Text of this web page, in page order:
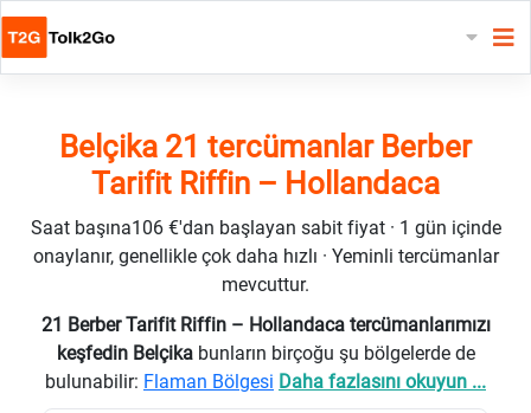
Belçika 21 tercümanlar Berber
Tarifit Riffin – Hollandaca
Saat başına106 €'dan başlayan sabit fiyat · 1 gün içinde
onaylanır, genellikle çok daha hızlı · Yeminli tercümanlar
mevcuttur.
21 Berber Tarifit Riffin – Hollandaca tercümanlarımızı
keşfedin Belçika bunların birçoğu şu bölgelerde de
bulunabilir: Flaman Bölgesi Daha fazlasını okuyun ...